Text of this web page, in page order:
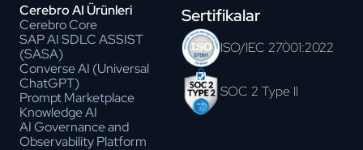
Cerebro AI Ürünleri
Cerebro Core
SAP AI SDLC ASSIST
(SASA)
Converse AI (Universal
ChatGPT)
Prompt Marketplace
Knowledge AI
AI Governance and
Observability Platform
Sertifikalar
ISO/IEC 27001:2022
SOC 2 Type II